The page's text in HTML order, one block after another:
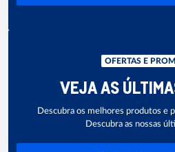
OFERTAS E
VEJA AS
Descubra os melhores produtos e
Descubra as nossas